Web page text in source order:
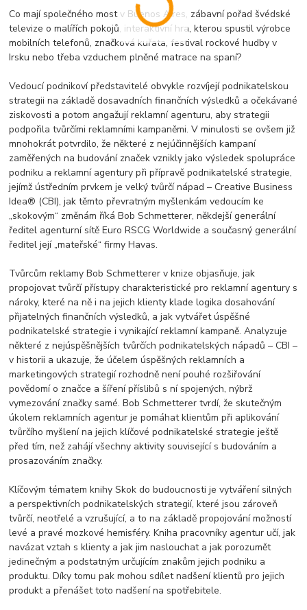
Co mají společného most v Buenos Aires, zábavní pořad švédské
televize o malířích pokojů, interaktivní hra, kterou spustil výrobce
mobilních telefonů, značková kuřata, festival rockové hudby v
Irsku nebo třeba vzduchem plněné matrace na spaní?
Vedoucí podnikoví představitelé obvykle rozvíjejí podnikatelskou
strategii na základě dosavadních finančních výsledků a očekávané
ziskovosti a potom angažují reklamní agenturu, aby strategii
podpořila tvůrčími reklamními kampaněmi. V minulosti se ovšem již
mnohokrát potvrdilo, že některé z nejúčinnějších kampaní
zaměřených na budování značek vznikly jako výsledek spolupráce
podniku a reklamní agentury při přípravě podnikatelské strategie,
jejímž ústředním prvkem je velký tvůrčí nápad – Creative Business
Idea® (CBI), jak těmto převratným myšlenkám vedoucím ke
„skokovým“ změnám říká Bob Schmetterer, někdejší generální
ředitel agenturní sítě Euro RSCG Worldwide a současný generální
ředitel její „mateřské“ firmy Havas.
Tvůrcům reklamy Bob Schmetterer v knize objasňuje, jak
propojovat tvůrčí přístupy charakteristické pro reklamní agentury s
nároky, které na ně i na jejich klienty klade logika dosahování
přijatelných finančních výsledků, a jak vytvářet úspěšné
podnikatelské strategie i vynikající reklamní kampaně. Analyzuje
některé z nejúspěšnějších tvůrčích podnikatelských nápadů – CBI –
v historii a ukazuje, že účelem úspěšných reklamních a
marketingových strategií rozhodně není pouhé rozšiřování
povědomí o značce a šíření příslibů s ní spojených, nýbrž
vymezování značky samé. Bob Schmetterer tvrdí, že skutečným
úkolem reklamních agentur je pomáhat klientům při aplikování
tvůrčího myšlení na jejich klíčové podnikatelské strategie ještě
před tím, než zahájí všechny aktivity související s budováním a
prosazováním značky.
Klíčovým tématem knihy Skok do budoucnosti je vytváření silných
a perspektivních podnikatelských strategií, které jsou zároveň
tvůrčí, neotřelé a vzrušující, a to na základě propojování možností
levé a pravé mozkové hemisféry. Kniha pracovníky agentur učí, jak
navázat vztah s klienty a jak jim naslouchat a jak porozumět
jedinečným a podstatným určujícím znakům jejich podniku a
produktu. Díky tomu pak mohou sdílet nadšení klientů pro jejich
produkt a přenášet toto nadšení na spotřebitele.